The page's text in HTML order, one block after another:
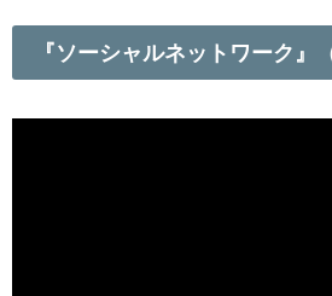
『ソーシャルネットワーク』